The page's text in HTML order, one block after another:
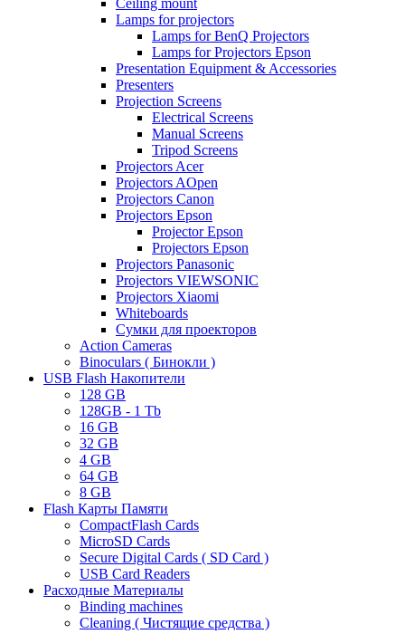
Ceiling mount
Lamps for projectors
Lamps for BenQ Projectors
Lamps for Projectors Epson
Presentation Equipment & Accessories
Presenters
Projection Screens
Electrical Screens
Manual Screens
Tripod Screens
Projectors Acer
Projectors AOpen
Projectors Canon
Projectors Epson
Projector Epson
Projectors Epson
Projectors Panasonic
Projectors VIEWSONIC
Projectors Xiaomi
Whiteboards
Сумки для проекторов
Action Cameras
Binoculars ( Бинокли )
USB Flash Накопители
128 GB
128GB - 1 Tb
16 GB
32 GB
4 GB
64 GB
8 GB
Flash Карты Памяти
CompactFlash Cards
MicroSD Cards
Secure Digital Cards ( SD Card )
USB Card Readers
Расходные Материалы
Binding machines
Cleaning ( Чистящие средства )